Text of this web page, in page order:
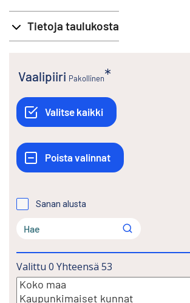
Tietoja taulukosta
Vaalipiiri Pakollinen
Sanan alusta
Valittu 0 Yhteensä 53